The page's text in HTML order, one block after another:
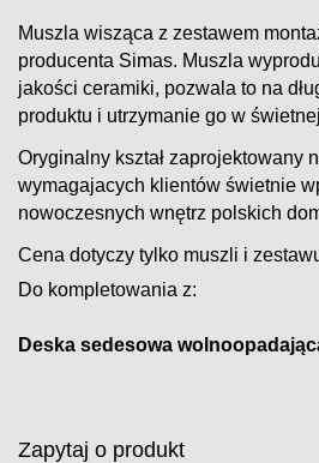
Muszla wisząca z zestawem
producenta Simas. Muszla
jakości ceramiki, pozwala to na
produktu i utrzymanie go w
Oryginalny kształ zaprojektowany
wymagajacych klientów świetnie
nowoczesnych wnętrz polskich
Cena dotyczy tylko muszli i
Do kompletowania z:
Deska sedesowa
Zapytaj o produkt